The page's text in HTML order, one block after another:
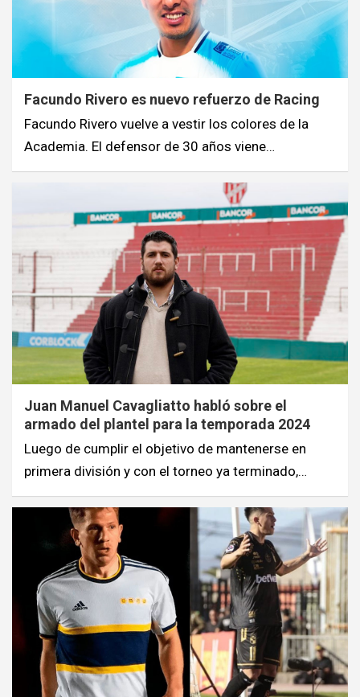
Facundo Rivero es nuevo refuerzo de Racing
Facundo Rivero vuelve a vestir los colores de la
Academia. El defensor de 30 años viene…
Juan Manuel Cavagliatto habló sobre el
armado del plantel para la temporada 2024
Luego de cumplir el objetivo de mantenerse en
primera división y con el torneo ya terminado,…